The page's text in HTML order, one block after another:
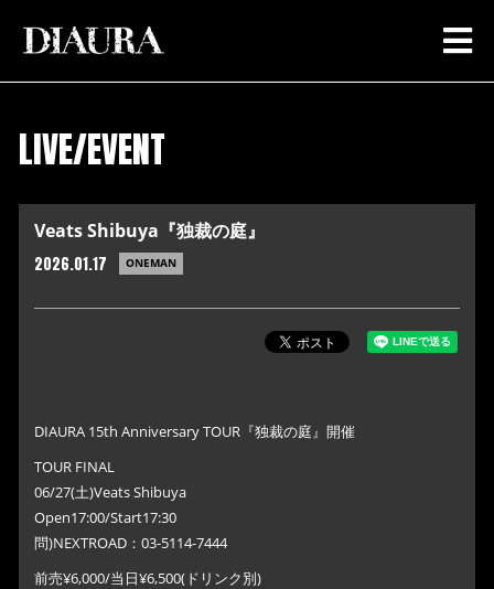
LIVE/EVENT
Veats Shibuya『独裁の庭』
2026.01.17 ONEMAN
DIAURA 15th Anniversary TOUR『独裁の庭』開催
TOUR FINAL
06/27(土)Veats Shibuya
Open17:00/Start17:30
問)NEXTROAD：03-5114-7444
前売¥6,000/当日¥6,500(ドリンク別)